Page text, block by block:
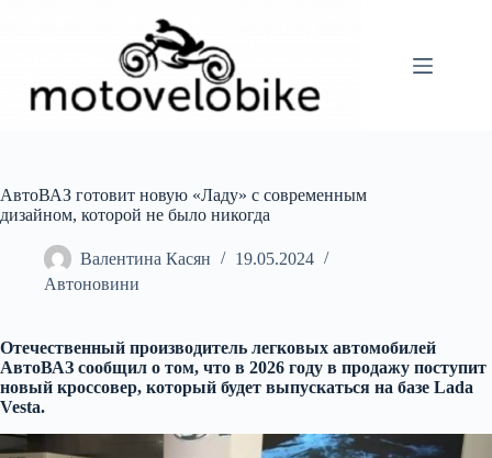
АвтоВАЗ готовит новую «Ладу» с современным
дизайном, которой не было никогда
Валентина Касян
19.05.2024
Автоновини
Отечественный производитель легковых автомобилей
АвтоВАЗ сообщил о том, что в 2026 году в продажу поступит
новый кроссовер, который будет выпускаться на базе Lada
Vesta.